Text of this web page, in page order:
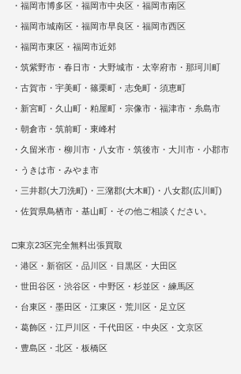
・福岡市博多区・福岡市中央区・福岡市南区
・福岡市城南区・福岡市早良区・福岡市西区
・福岡市東区・福岡市近郊
・筑紫野市・春日市・大野城市・太宰府市・那珂川町
・古賀市・宇美町・篠栗町・志免町・須恵町
・新宮町・久山町・粕屋町・宗像市・福津市・糸島市
・朝倉市・筑前町・東峰村
・久留米市・柳川市・八女市・筑後市・大川市・小郡市
・うきは市・みやま市
・三井郡(大刀洗町)・三潴郡(大木町)・八女郡(広川町)
・佐賀県鳥栖市・基山町・その他ご相談ください。
□東京23区完全無料出張買取
・港区・新宿区・品川区・目黒区・大田区
・世田谷区・渋谷区・中野区・杉並区・練馬区
・台東区・墨田区・江東区・荒川区・足立区
・葛飾区・江戸川区・千代田区・中央区・文京区
・豊島区・北区・板橋区